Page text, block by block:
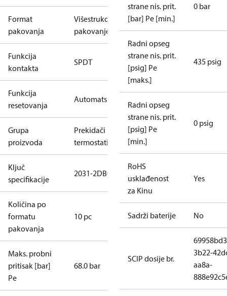
Format
pakovanja
Višestruko
pakovanje
Funkcija
kontakta
SPDT
Funkcija
resetovanja
Automatski
Grupa
proizvoda
Prekidači i
termostati
Ključ
specifikacije
2031-2DB04
Količina po
formatu
pakovanja
10 pc
Maks. probni
pritisak [bar]
Pe
68.0 bar
strane nis. prit.
[bar] Pe [min.]
0 bar
Radni opseg
strane nis. prit.
[psig] Pe
[maks.]
435 psig
Radni opseg
strane nis. prit.
[psig] Pe
[min.]
0 psig
RoHS
usklađenost
za Kinu
Yes
Sadrži baterije No
SCIP dosije br.
3b22-
aa8a-